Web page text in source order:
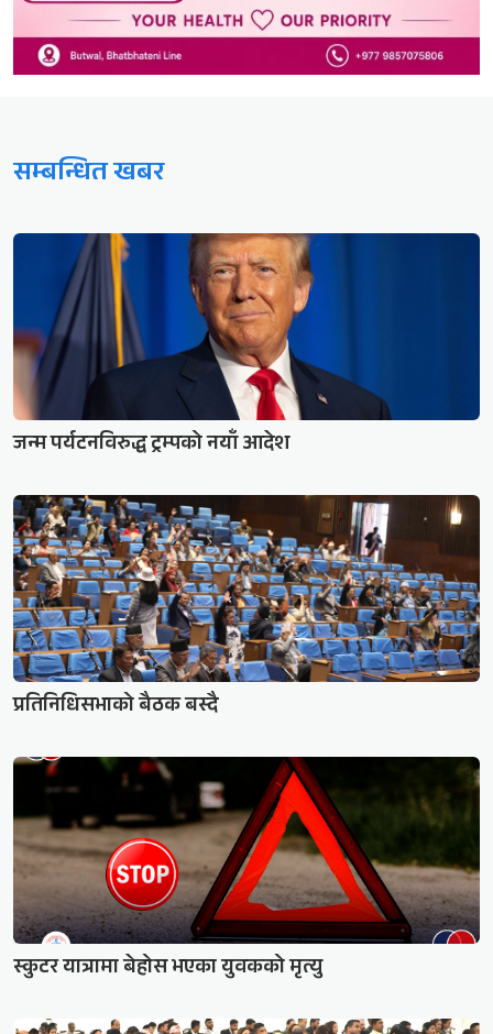
सम्बन्धित खबर
जन्म पर्यटनविरुद्ध ट्रम्पको नयाँ आदेश
प्रतिनिधिसभाको बैठक बस्दै
स्कुटर यात्रामा बेहोस भएका युवकको मृत्यु